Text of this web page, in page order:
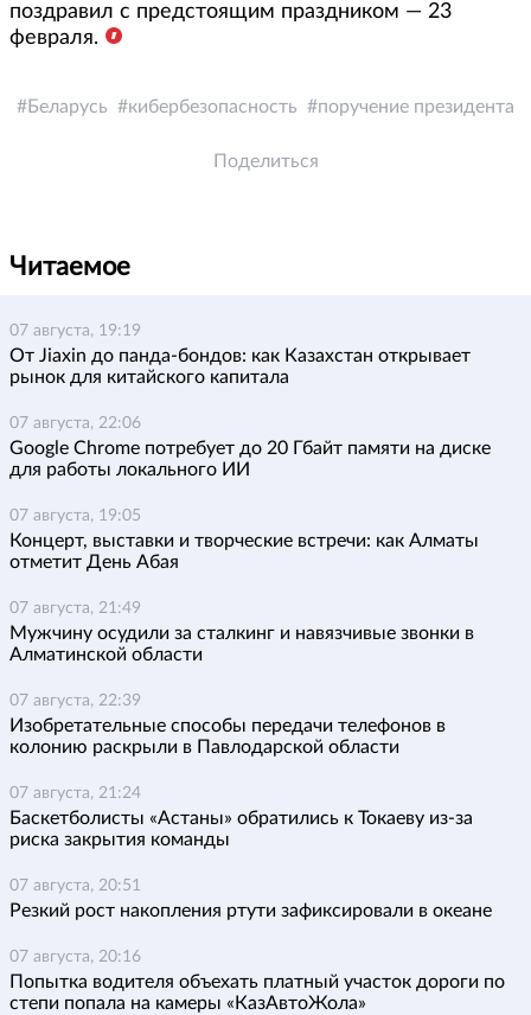
поздравил с предстоящим праздником — 23
февраля.
Беларусь кибербезопасность поручение президента
Поделиться
Читаемое
07 августа, 19:19
От Jiaxin до панда-бондов: как Казахстан открывает
рынок для китайского капитала
07 августа, 22:06
Google Chrome потребует до 20 Гбайт памяти на диске
для работы локального ИИ
07 августа, 19:05
Концерт, выставки и творческие встречи: как Алматы
отметит День Абая
07 августа, 21:49
Мужчину осудили за сталкинг и навязчивые звонки в
Алматинской области
07 августа, 22:39
Изобретательные способы передачи телефонов в
колонию раскрыли в Павлодарской области
07 августа, 21:24
Баскетболисты «Астаны» обратились к Токаеву из-за
риска закрытия команды
07 августа, 20:51
Резкий рост накопления ртути зафиксировали в океане
07 августа, 20:16
Попытка водителя объехать платный участок дороги по
степи попала на камеры «КазАвтоЖола»